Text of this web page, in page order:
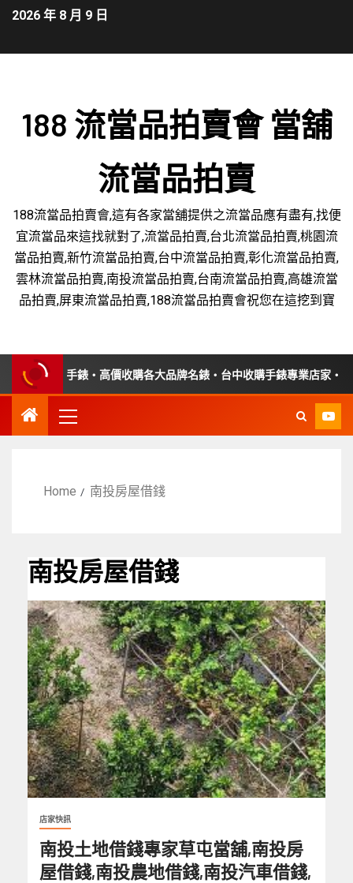
2026 年 8 月 9 日
188 流當品拍賣會 當舖
流當品拍賣
188流當品拍賣會,這有各家當舖提供之流當品應有盡有,找便
宜流當品來這找就對了,流當品拍賣,台北流當品拍賣,桃園流
當品拍賣,新竹流當品拍賣,台中流當品拍賣,彰化流當品拍賣,
雲林流當品拍賣,南投流當品拍賣,台南流當品拍賣,高雄流當
品拍賣,屏東流當品拍賣,188流當品拍賣會祝您在這挖到寶
購故障手錶・高價收購各大品牌名錶・台中收購手錶專業店家・平價手
Home 南投房屋借錢
南投房屋借錢
店家快訊
南投土地借錢專家草屯當舖,南投房
屋借錢,南投農地借錢,南投汽車借錢,